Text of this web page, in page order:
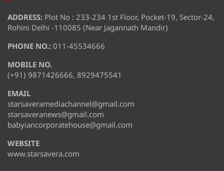
ADDRESS: Plot No : 233-234 1st Floor, Pocket-19, Sector-24,
Rohini Delhi -110085 (Near Jagannath Mandir)
PHONE NO.: 011-45534666
MOBILE NO.
(+91) 9871426666, 8929475541
EMAIL
starsaveramediachannel@gmail.com
starsaveranews@gmail.com
babyiancorporatehouse@gmail.com
WEBSITE
www.starsavera.com